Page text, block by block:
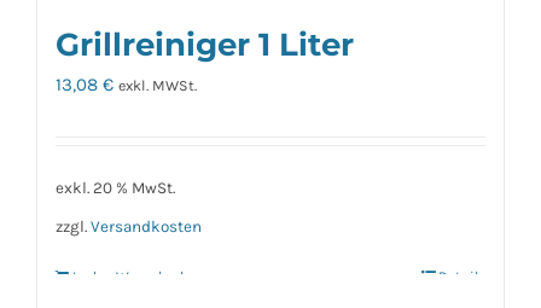
Grillreiniger 1 Liter
13,08 € exkl. MWSt.
exkl. 20 % MwSt.
zzgl. Versandkosten
In den Warenkorb Details